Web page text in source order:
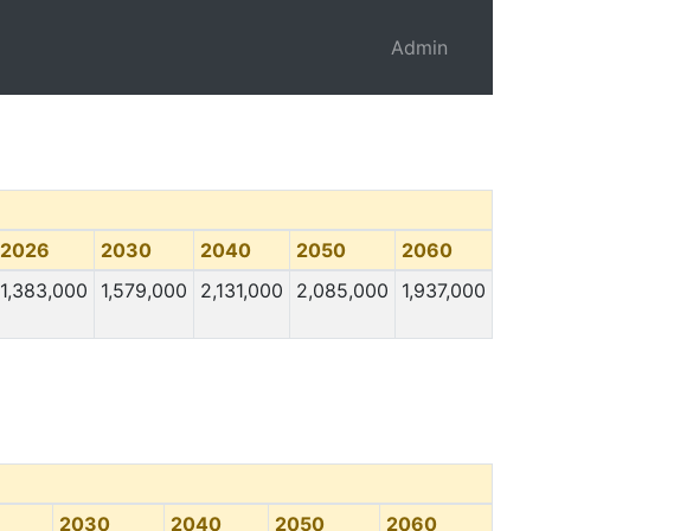
Admin
2026 2030 2040 2050
2060
1,383,000 1,579,000 2,131,000 2,085,000 1,937,000
2030 2040 2050 2060